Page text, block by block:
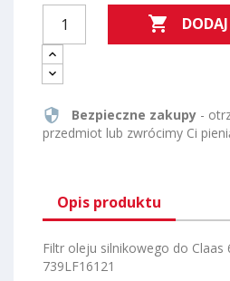

security Bezpieczne zakupy -
przedmiot lub zwrócimy Ci
Opis produktu
Filtr oleju silnikowego do Claas
739LF16121